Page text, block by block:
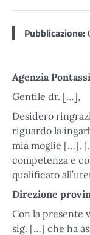
Pubblicazione:
Agenzia
Gentile dr. […],
Desidero
riguardo la
mia moglie […].
competenza e
qualificato
Direzione
Con la presente
sig. […] che ha